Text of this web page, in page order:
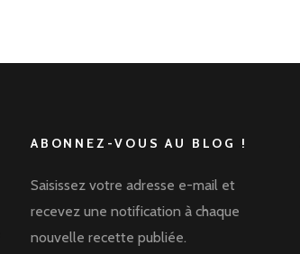
ABONNEZ-VOUS AU BLOG !
Saisissez votre adresse e-mail et
recevez une notification à chaque
nouvelle recette publiée.